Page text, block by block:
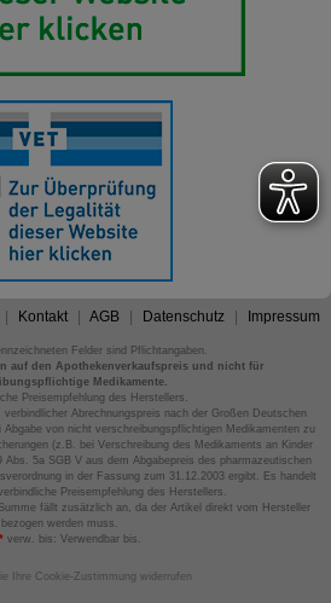
Kontakt AGB Datenschutz Impressum
Felder sind Pflichtangaben.
auf den Apothekenverkaufspreis und nicht für
Medikamente.
Preisempfehlung des Herstellers.
Abrechnungspreis nach der Großen Deutschen
von nicht verschreibungspflichtigen Medikamenten zu
(z.B. bei Verschreibung des Medikaments an Kinder
5a SGB V aus dem Abgabepreis des pharmazeutischen
in der Fassung zum 31.12.2003 ergibt. Es handelt
Preisempfehlung des Herstellers.
fällt zusätzlich an, da der Artikel direkt vom Hersteller
bezogen werden muss.
verw. bis: Verwendbar bis.
Ihre Cookie-Zustimmung widerrufen